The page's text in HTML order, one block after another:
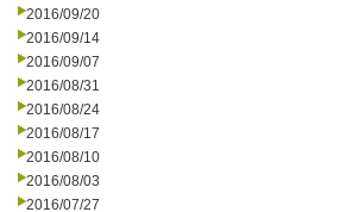
2016/09/20
2016/09/14
2016/09/07
2016/08/31
2016/08/24
2016/08/17
2016/08/10
2016/08/03
2016/07/27